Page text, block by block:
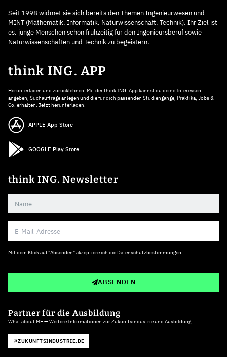
Seit 1998 widmet sie sich bereits den Themen Ingenieurwesen und
MINT (Mathematik, Informatik, Naturwissenschaft, Technik). Ihr Ziel ist
es, junge Menschen schon frühzeitig für den Ingenieursberuf sowie
Naturwissenschaften und Technik zu begeistern.
think ING. APP
Herunterladen und zurücklehnen: Mit der think ING. App kannst du deine Interessen
angeben, Suchaufträge anlegen und die für dich passenden Studiengänge, Praktika, Jobs &
Co. erhalten. Jetzt herunterladen!
APPLE App Store
GOOGLE Play Store
think ING. Newsletter
Mit dem Klick auf "Absenden" akzeptiere ich die Datenschutzbestimmungen
ABSENDEN
Partner für die Ausbildung
What about ME — Weitere Informationen zur Zukunftsindustrie und Ausbildung
ZUKUNFTSINDUSTRIE.DE